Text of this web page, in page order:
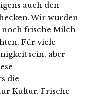
auch den
Wir wurden
noch frische Milch
Für viele
sein, aber
die
Kultur. Frische